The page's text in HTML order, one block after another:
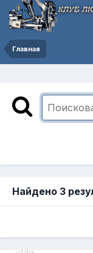
Главная
Найдено 3